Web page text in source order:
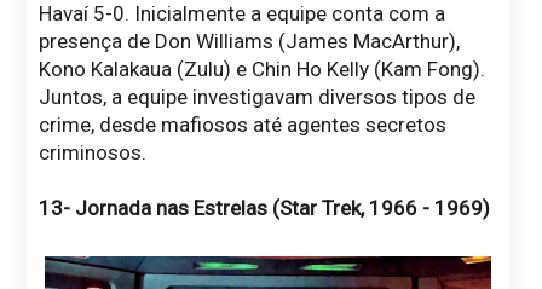
Havaí 5-0. Inicialmente a equipe conta com a
presença de Don Williams (James MacArthur),
Kono Kalakaua (Zulu) e Chin Ho Kelly (Kam Fong).
Juntos, a equipe investigavam diversos tipos de
crime, desde mafiosos até agentes secretos
criminosos.
13- Jornada nas Estrelas (Star Trek, 1966 - 1969)